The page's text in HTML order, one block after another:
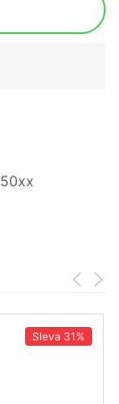
Sleva 31%